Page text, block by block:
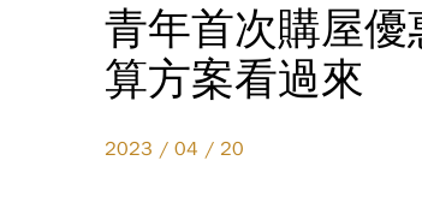
青年首次購屋
算方案看過來
2023 / 04 / 20